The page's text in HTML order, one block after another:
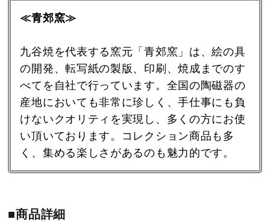
≪青郊窯≫
九谷焼を代表する窯元「青郊窯」は、絵の具
の開発、転写紙の製版、印刷、焼成までのす
べてを自社で行っています。全国の陶磁器の
産地においても非常に珍しく、手仕事にも負
けないクオリティを実現し、多くの方にお使
い頂いております。コレクション商品も多
く、集める楽しさがあるのも魅力的です。
■商品詳細